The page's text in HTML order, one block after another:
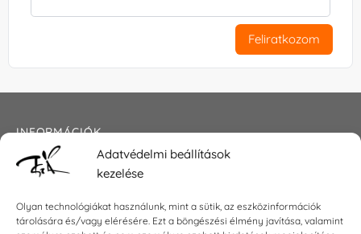
Adatvédelmi beállítások
kezelése
Olyan technológiákat használunk, mint a sütik, az eszközinformációk
tárolására és/vagy elérésére. Ezt a böngészési élmény javítása, valamint
Feliratkozom
INFORMÁCIÓK
Általános szerződési feltételek
Impresszum